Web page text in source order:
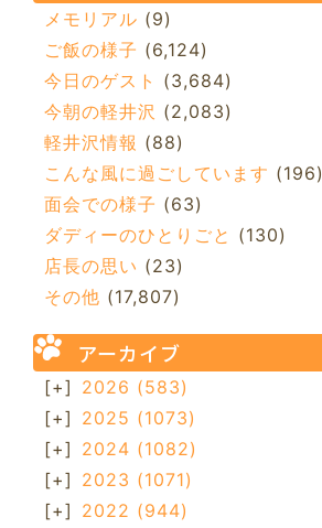
メモリアル (9)
ご飯の様子 (6,124)
今日のゲスト (3,684)
今朝の軽井沢 (2,083)
軽井沢情報 (88)
こんな風に過ごしています (196)
面会での様子 (63)
ダディーのひとりごと (130)
店長の思い (23)
その他 (17,807)
アーカイブ
[+] 2026 (583)
[+] 2025 (1073)
[+] 2024 (1082)
[+] 2023 (1071)
[+] 2022 (944)